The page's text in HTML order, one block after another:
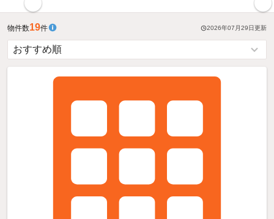
物件数19件 2026年07月29日更新